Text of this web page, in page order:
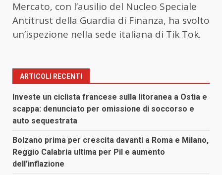
Mercato, con l’ausilio del Nucleo Speciale
Antitrust della Guardia di Finanza, ha svolto
un’ispezione nella sede italiana di Tik Tok.
ARTICOLI RECENTI
Investe un ciclista francese sulla litoranea a Ostia e
scappa: denunciato per omissione di soccorso e
auto sequestrata
Bolzano prima per crescita davanti a Roma e Milano,
Reggio Calabria ultima per Pil e aumento
dell’inflazione